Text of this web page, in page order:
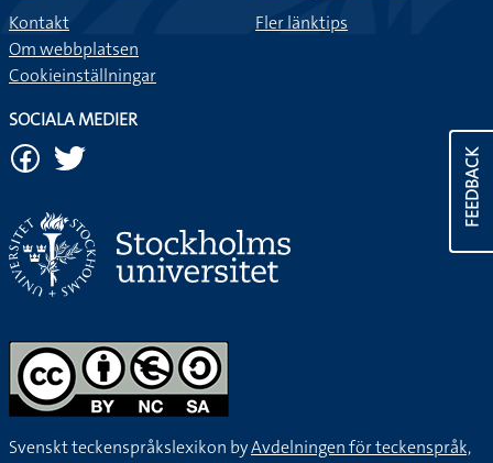
FEEDBACK
Kontakt
Om webbplatsen
Cookieinställningar
Fler länktips
SOCIALA MEDIER
Svenskt teckenspråkslexikon byAvdelningen för teckenspråk,